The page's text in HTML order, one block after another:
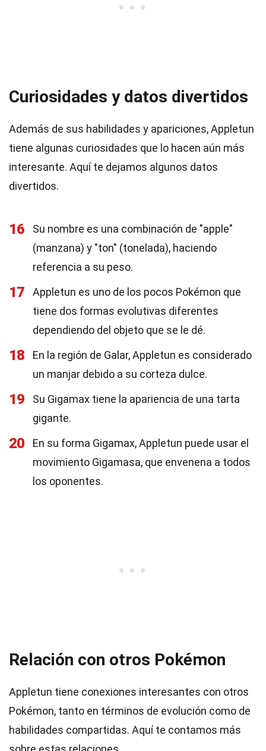
Curiosidades y datos divertidos
Además de sus habilidades y apariciones, Appletun
tiene algunas curiosidades que lo hacen aún más
interesante. Aquí te dejamos algunos datos
divertidos.
16
Su nombre es una combinación de "apple"
(manzana) y "ton" (tonelada), haciendo
referencia a su peso.
17
Appletun es uno de los pocos Pokémon que
tiene dos formas evolutivas diferentes
dependiendo del objeto que se le dé.
18
En la región de Galar, Appletun es considerado
un manjar debido a su corteza dulce.
19
Su Gigamax tiene la apariencia de una tarta
gigante.
20
En su forma Gigamax, Appletun puede usar el
movimiento Gigamasa, que envenena a todos
los oponentes.
Relación con otros Pokémon
Appletun tiene conexiones interesantes con otros
Pokémon, tanto en términos de evolución como de
habilidades compartidas. Aquí te contamos más